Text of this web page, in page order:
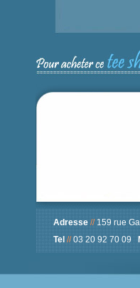
Adresse//159 rue
Tel//03 20 92 70 09